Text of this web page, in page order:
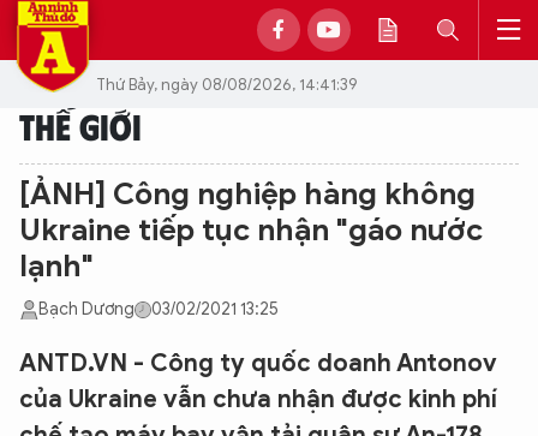
Thứ Bảy, ngày 08/08/2026, 14:41:39
THẾ GIỚI
[ẢNH] Công nghiệp hàng không
Ukraine tiếp tục nhận "gáo nước
lạnh"
Bạch Dương 03/02/2021 13:25
ANTD.VN - Công ty quốc doanh Antonov
của Ukraine vẫn chưa nhận được kinh phí